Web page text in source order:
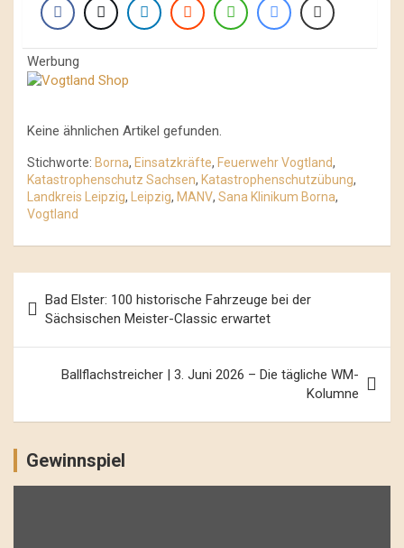
Werbung
Keine ähnlichen Artikel gefunden.
Stichworte: Borna, Einsatzkräfte, Feuerwehr Vogtland,
Katastrophenschutz Sachsen, Katastrophenschutzübung,
Landkreis Leipzig, Leipzig, MANV, Sana Klinikum Borna,
Vogtland
Navigation
Bad Elster: 100 historische Fahrzeuge bei der
Sächsischen Meister-Classic erwartet
Ballflachstreicher | 3. Juni 2026 – Die tägliche WM-
Kolumne
Gewinnspiel